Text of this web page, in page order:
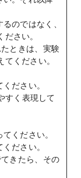
のではなく、
さい。
ときは、実験
ください。
ださい。
すく表現して
ください。
ださい。
きたら、その